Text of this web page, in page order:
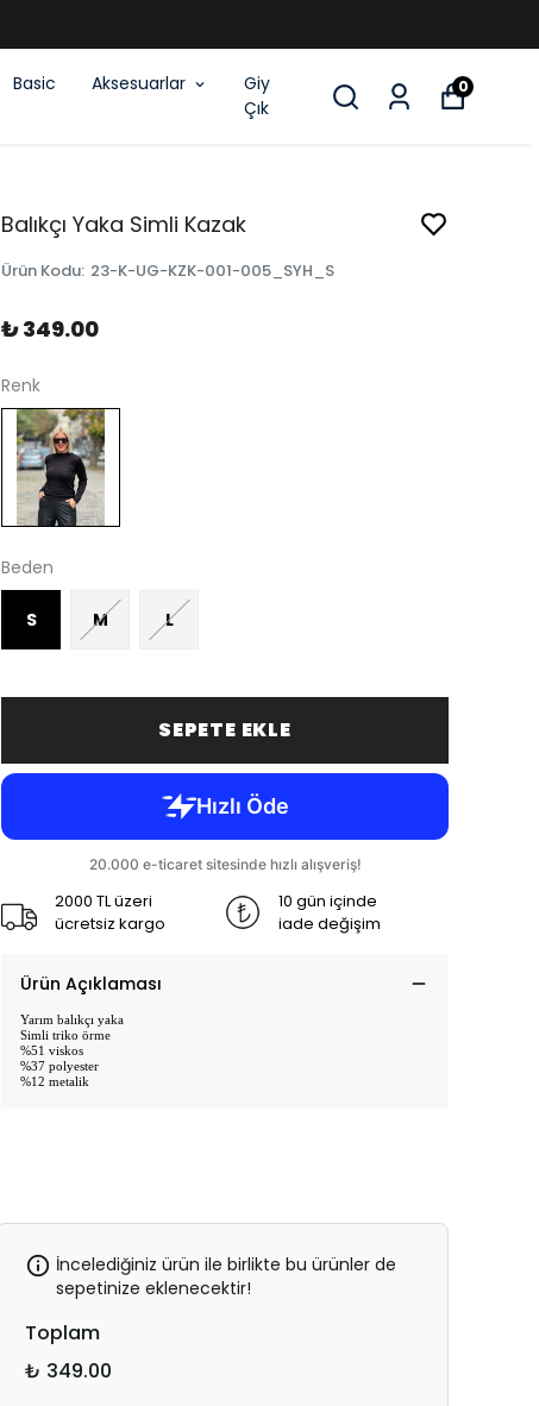
Basic Aksesuarlar
Giy
Çık
0
Balıkçı Yaka Simli Kazak
Ürün Kodu: 23-K-UG-KZK-001-005_SYH_S
₺ 349.00
Renk
Beden
S M L
SEPETE EKLE
2000 TL üzeri
ücretsiz kargo
10 gün içinde
iade değişim
Ürün Açıklaması
Yarım balıkçı yaka
Simli triko örme
%51 viskos
%37 polyester
%12 metalik
İncelediğiniz ürün ile birlikte bu ürünler de
sepetinize eklenecektir!
Toplam
₺ 349.00